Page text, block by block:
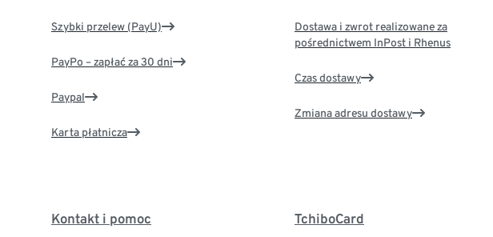
Szybki przelew (PayU)
PayPo – zapłać za 30 dni
Paypal
Karta płatnicza
Dostawa i zwrot realizowane za
pośrednictwem InPost i Rhenus
Czas dostawy
Zmiana adresu dostawy
Kontakt i pomoc TchiboCard